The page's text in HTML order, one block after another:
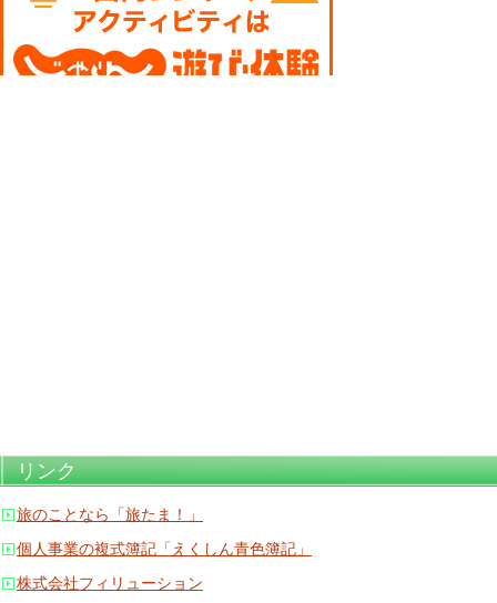
リンク
旅のことなら「旅たま！」
個人事業の複式簿記「えくしん青色簿記」
株式会社フィリューション